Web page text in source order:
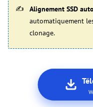
Alignement SSD
automatiquement
clonage.